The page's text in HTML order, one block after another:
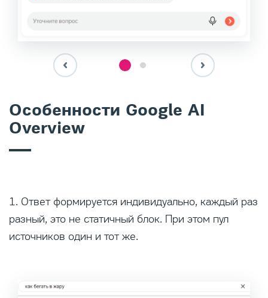
Особенности Google AI
Overview
1. Ответ формируется индивидуально, каждый раз
разный, это не статичный блок. При этом пул
источников один и тот же.